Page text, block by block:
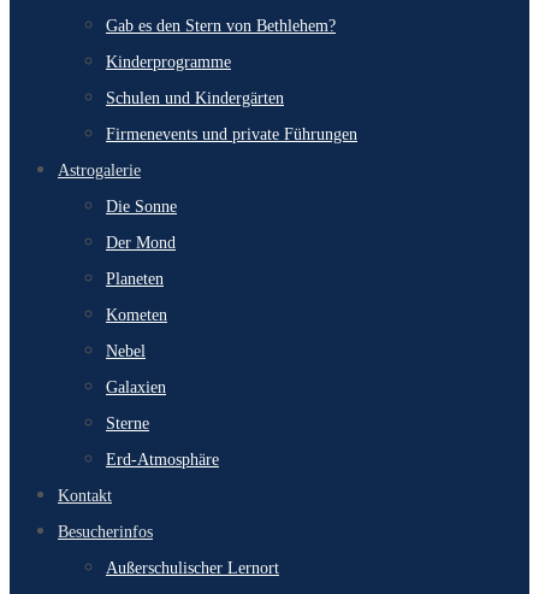
Gab es den Stern von Bethlehem?
Kinderprogramme
Schulen und Kindergärten
Firmenevents und private Führungen
Astrogalerie
Die Sonne
Der Mond
Planeten
Kometen
Nebel
Galaxien
Sterne
Erd-Atmosphäre
Kontakt
Besucherinfos
Außerschulischer Lernort